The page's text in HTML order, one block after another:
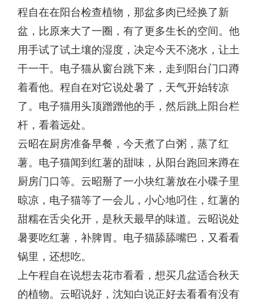
程自在在阳台检查植物，那盆多肉已经换了新
盆，比原来大了一圈，有了更多生长的空间。他
用手试了试土壤的湿度，决定今天不浇水，让土
干一干。电子猫从窗台跳下来，走到阳台门口蹲
着看他。程自在对它说处暑了，天气开始转凉
了。电子猫用头顶蹭蹭他的手，然后跳上阳台栏
杆，看着远处。
云昭在厨房准备早餐，今天煮了白粥，蒸了红
薯。电子猫闻到红薯的甜味，从阳台跑回来蹲在
厨房门口等。云昭掰了一小块红薯放在小碟子里
晾凉，电子猫等了一会儿，小心地叼住，红薯的
甜糯在舌尖化开，是秋天最早的味道。云昭说处
暑要吃红薯，补脾胃。电子猫舔舔嘴巴，又看看
锅里，还想吃。
上午程自在说想去花市看看，想买几盆适合秋天
的植物。云昭说好，沈知白说正好去看看有没有